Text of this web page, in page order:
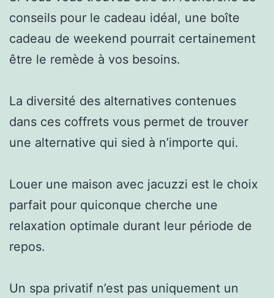
conseils pour le cadeau idéal, une boîte
cadeau de weekend pourrait certainement
être le remède à vos besoins.
La diversité des alternatives contenues
dans ces coffrets vous permet de trouver
une alternative qui sied à n’importe qui.
Louer une maison avec jacuzzi est le choix
parfait pour quiconque cherche une
relaxation optimale durant leur période de
repos.
Un spa privatif n’est pas uniquement un